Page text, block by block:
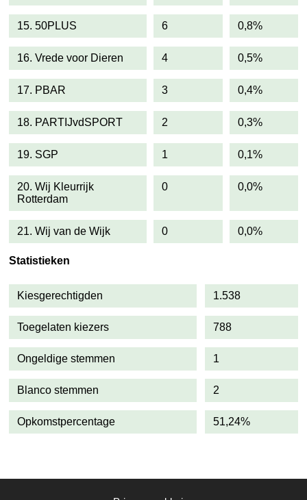
15. 50PLUS 6 0,8%
16. Vrede voor Dieren 4 0,5%
17. PBAR 3 0,4%
18. PARTIJvdSPORT 2 0,3%
19. SGP 1 0,1%
20. Wij Kleurrijk
Rotterdam
0 0,0%
21. Wij van de Wijk 0 0,0%
Statistieken
Kiesgerechtigden 1.538
Toegelaten kiezers 788
Ongeldige stemmen 1
Blanco stemmen 2
Opkomstpercentage 51,24%